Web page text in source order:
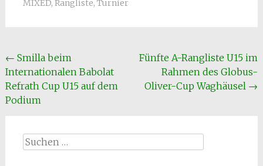
MIXED, Rangliste, Turnier
Beitragsnavigation
← Smilla beim
Internationalen Babolat
Refrath Cup U15 auf dem
Podium
Fünfte A-Rangliste U15 im
Rahmen des Globus-
Oliver-Cup Waghäusel →
Suchen